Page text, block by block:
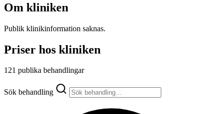
Om kliniken
Publik klinikinformation saknas.
Priser hos kliniken
121 publika behandlingar
Sök behandling